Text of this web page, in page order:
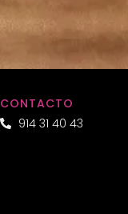
CONTACTO
914 31 40 43